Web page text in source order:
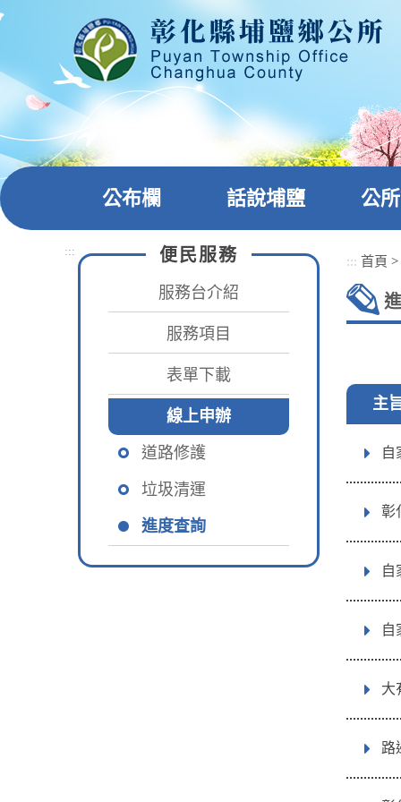
公布欄 話說埔鹽 公
::: 便民服務
服務台介紹
服務項目
表單下載
線上申辦
道路修護
垃圾清運
進度查詢
::: 首頁 >
主
自
彰
自
自
大
路